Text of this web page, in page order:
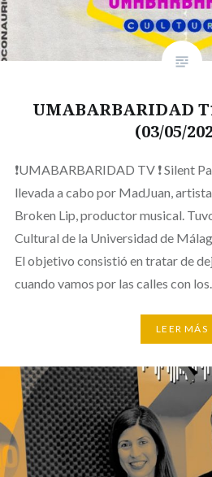
UMABARBARIDAD
(03/05/
❗UMABARBARIDAD TV ❗ Silent
llevada a cabo por MadJuan,
Broken Lip, productor musical.
Cultural de la Universidad de
El objetivo consistió en tratar de
cuando vamos por las calles con
LEER MÁS